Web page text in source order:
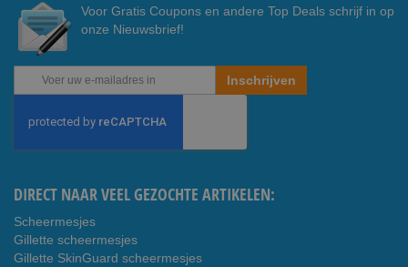
Voor Gratis Coupons en andere Top Deals schrijf in op
onze Nieuwsbrief!
Abonneer
u
onze
nieuwsbrief
Inschrijven
DIRECT NAAR VEEL GEZOCHTE ARTIKELEN:
Scheermesjes
Gillette scheermesjes
Gillette SkinGuard scheermesjes